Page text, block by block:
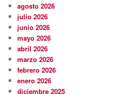
agosto 2026
julio 2026
junio 2026
mayo 2026
abril 2026
marzo 2026
febrero 2026
enero 2026
diciembre 2025